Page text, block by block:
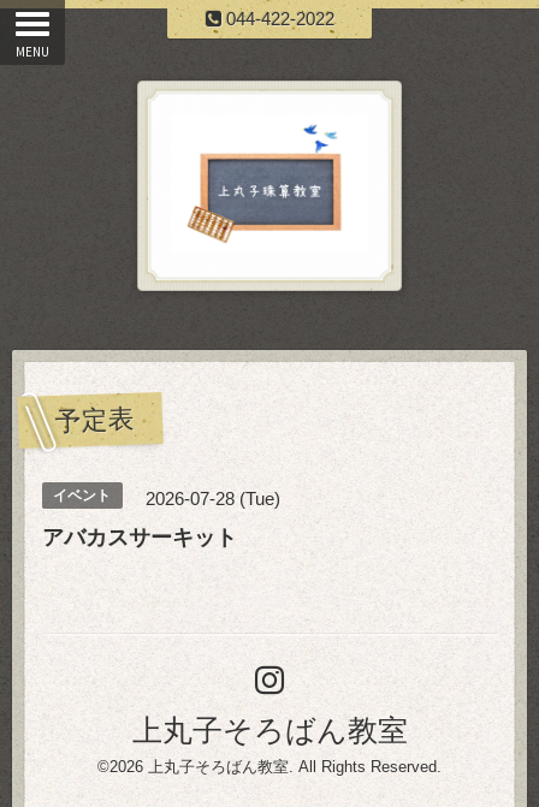
044-422-2022
予定表
イベント 2026-07-28 (Tue)
アバカスサーキット
上丸子そろばん教室
©2026 上丸子そろばん教室 . All Rights Reserved.